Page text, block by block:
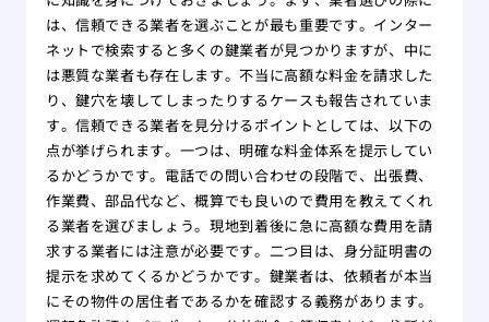
は、信頼できる業者を選ぶことが最も重要です。インター
ネットで検索すると多くの鍵業者が見つかりますが、中に
は悪質な業者も存在します。不当に高額な料金を請求した
り、鍵穴を壊してしまったりするケースも報告されていま
す。信頼できる業者を見分けるポイントとしては、以下の
点が挙げられます。一つは、明確な料金体系を提示してい
るかどうかです。電話での問い合わせの段階で、出張費、
作業費、部品代など、概算でも良いので費用を教えてくれ
る業者を選びましょう。現地到着後に急に高額な費用を請
求する業者には注意が必要です。二つ目は、身分証明書の
提示を求めてくるかどうかです。鍵業者は、依頼者が本当
にその物件の居住者であるかを確認する義務があります。